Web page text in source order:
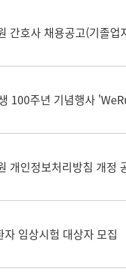
간호사 채용공고(기졸업
100주년 기념행사
개인정보처리방침 개정
임상시험 대상자 모집